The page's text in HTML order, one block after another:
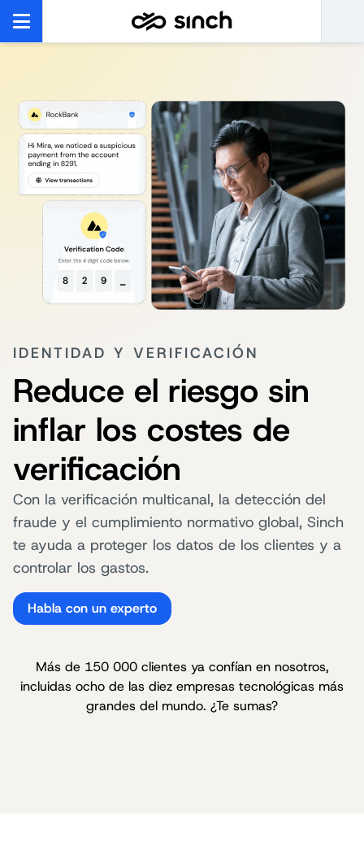
IDENTIDAD Y VERIFICACIÓN
Reduce el riesgo sin
inflar los costes de
verificación
Con la verificación multicanal, la detección del
fraude y el cumplimiento normativo global, Sinch
te ayuda a proteger los datos de los clientes y a
controlar los gastos.
Habla con un experto
Más de 150 000 clientes ya confían en nosotros,
incluidas ocho de las diez empresas tecnológicas más
grandes del mundo. ¿Te sumas?